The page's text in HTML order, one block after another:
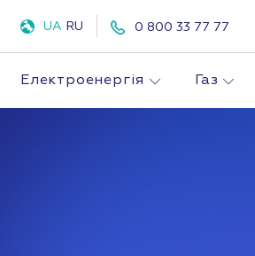
UA RU 0 800 33 77 77
Електроенергія Газ